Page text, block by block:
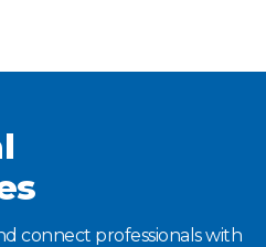
connect professionals with